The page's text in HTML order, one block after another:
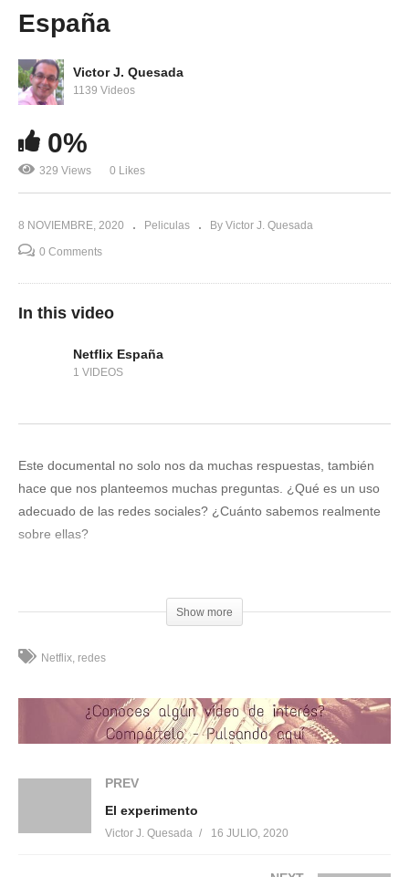
Moscati: el médico de los pobres
España
Victor J. Quesada
1139 Videos
0%
329 Views 0 Likes
8 NOVIEMBRE, 2020 Peliculas By Victor J. Quesada
0 Comments
In this video
Netflix España
1 VIDEOS
Este documental no solo nos da muchas respuestas, también
hace que nos planteemos muchas preguntas. ¿Qué es un uso
adecuado de las redes sociales? ¿Cuánto sabemos realmente
sobre ellas?
las redes sociales, con expertos que avisan de los peligros de
las herramientas creadas por ellos.
(Visited 329 times, 1 visits today)
Show more
Netflix redes
PREV
El experimento
Victor J. Quesada 16 JULIO, 2020